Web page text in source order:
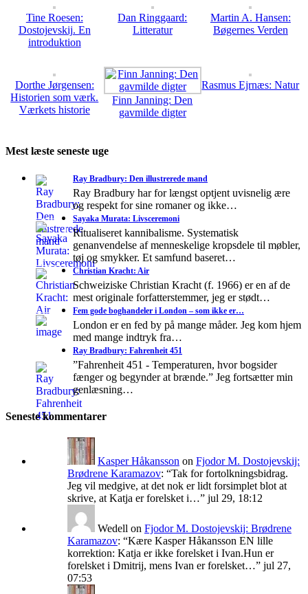
Tine Roesen:
Dostojevskij. En
introduktion
Dan Ringgaard:
Litteratur
Martin A. Hansen:
Bøgernes Verden
Dorthe Jørgensen:
Historien som værk.
Værkets historie
Finn Janning: Den
gavmilde digter
Rasmus Ejrnæs: Natur
Mest læste seneste uge
Ray Bradbury: Den illustrerede mand
Ray Bradbury har for længst optjent uvisnelig ære
og respekt for sine romaner og ikke…
Sayaka Murata: Livsceremoni
Ritualiseret kannibalisme. Systematisk
genanvendelse af menneskelige kropsdele til møbler,
tøj og smykker. Et samfund baseret…
Christian Kracht: Air
Schweiziske Christian Kracht (f. 1966) er en af de
mest originale forfatterstemmer, jeg er stødt…
Fem gode boghandeler i London – som ikke er…
London er en fed by på mange måder. Jeg kom hjem
med mange indtryk fra…
Ray Bradbury: Fahrenheit 451
”Fahrenheit 451 - Temperaturen, hvor bogsider
fænger og begynder at brænde.” Jeg fortsætter min
genlæsning…
Seneste kommentarer
Kasper Håkansson on Fjodor M. Dostojevskij:
Brødrene Karamazov: “Tak for fortolkningsbidrag.
Jeg vil medgive, at det nok er lidt forsimplet blot at
skrive, at Katja er forelsket i…” jul 29, 18:12
Wedell on Fjodor M. Dostojevskij: Brødrene
Karamazov: “Kære Kasper Håkansson EN lille
korrektion: Katja er ikke forelsket i Ivan.Hun er
forelsket i Dmitrij, mens Ivan er forelsket…” jul 27,
07:53